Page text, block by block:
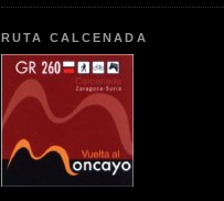
RUTA CALCENADA